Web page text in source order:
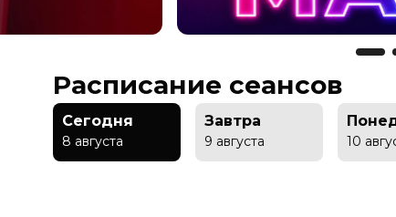
Расписание сеансов
Сегодня
8 августа
Завтра
9 августа 10